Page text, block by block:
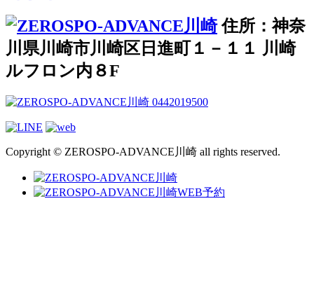
住所：神奈
川県川崎市川崎区日進町１－１１ 川崎
ルフロン内８F
Copyright © ZEROSPO-ADVANCE川崎 all rights reserved.